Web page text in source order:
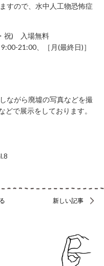
すので、水中人工物恐怖症
祝) 入場無料
21:00、［月(最終日)］
ながら廃墟の写真などを撮
どで展示をしております。
新しい記事